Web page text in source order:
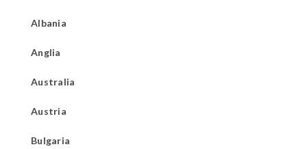
Albania
Anglia
Australia
Austria
Bulgaria